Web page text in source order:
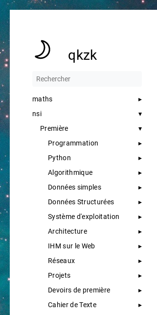
qkzk
maths
nsi
Première
Programmation
Python
Algorithmique
Données simples
Données Structurées
Système d'exploitation
Architecture
IHM sur le Web
Réseaux
Projets
Devoirs de première
Cahier de Texte